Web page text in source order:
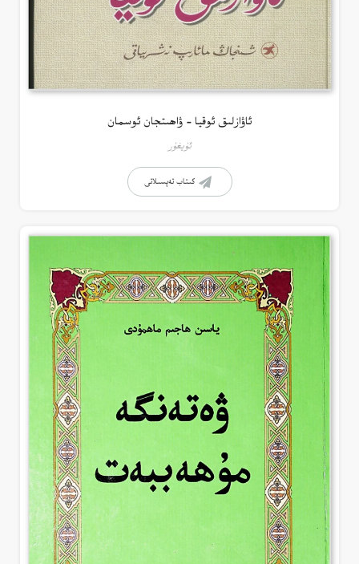
ئاۋازلىق ئوقيا – ۋاھىتجان ئوسمان
ئۇيغۇر
كىتاب تەپسىلاتى